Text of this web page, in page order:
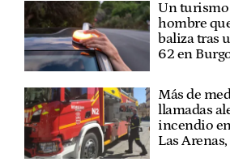
Un
hombre
baliza tras
62 en
Más de
llamadas
incendio
Las